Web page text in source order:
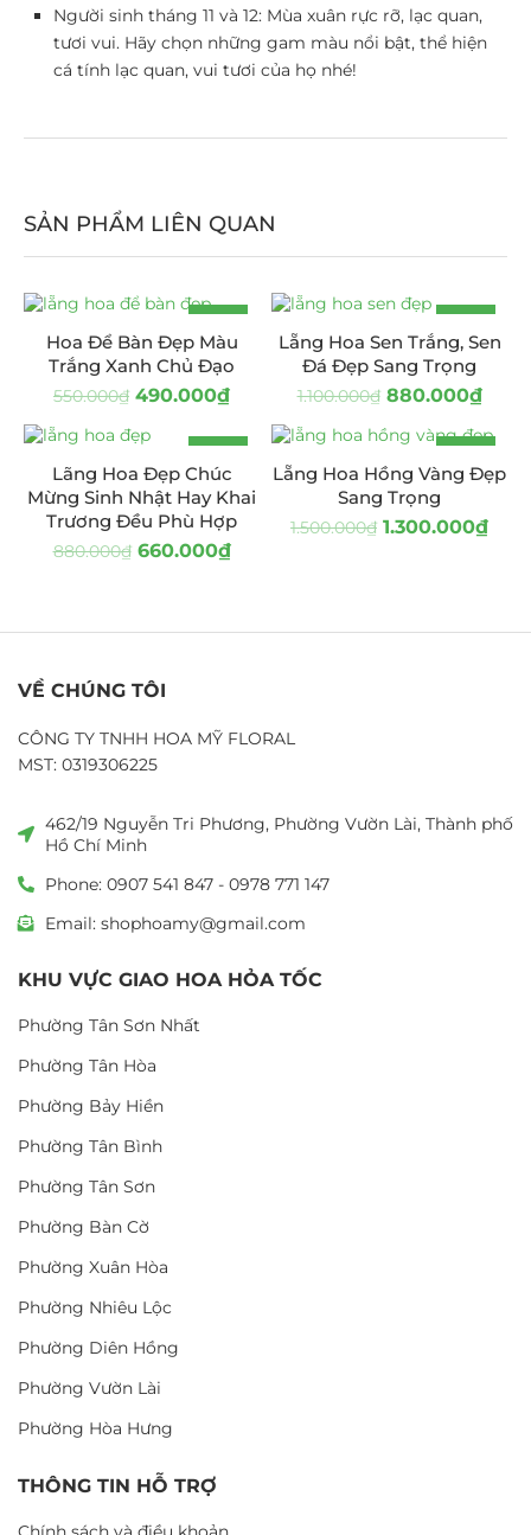
Người sinh tháng 11 và 12: Mùa xuân rực rỡ, lạc quan,
tươi vui. Hãy chọn những gam màu nổi bật, thể hiện
cá tính lạc quan, vui tươi của họ nhé!
SẢN PHẨM LIÊN QUAN
-11%
Hoa Để Bàn Đẹp Màu
Trắng Xanh Chủ Đạo
550.000₫ 490.000₫
-20%
Lẵng Hoa Sen Trắng, Sen
Đá Đẹp Sang Trọng
1.100.000₫ 880.000₫
-25%
HOT
Lãng Hoa Đẹp Chúc
Mừng Sinh Nhật Hay Khai
Trương Đều Phù Hợp
880.000₫ 660.000₫
-13%
HOT
Lẵng Hoa Hồng Vàng Đẹp
Sang Trọng
1.500.000₫ 1.300.000₫
VỀ CHÚNG TÔI
CÔNG TY TNHH HOA MỸ FLORAL
MST: 0319306225
462/19 Nguyễn Tri Phương, Phường Vườn Lài, Thành phố
Hồ Chí Minh
Phone: 0907 541 847 - 0978 771 147
Email: shophoamy@gmail.com
KHU VỰC GIAO HOA HỎA TỐC
Phường Tân Sơn Nhất
Phường Tân Hòa
Phường Bảy Hiền
Phường Tân Bình
Phường Tân Sơn
Phường Bàn Cờ
Phường Xuân Hòa
Phường Nhiêu Lộc
Phường Diên Hồng
Phường Vườn Lài
Phường Hòa Hưng
THÔNG TIN HỖ TRỢ